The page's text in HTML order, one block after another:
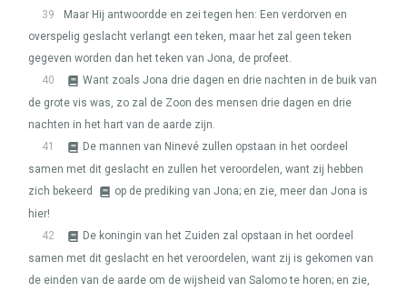
39
Maar Hij antwoordde en zei tegen hen: Een verdorven en
overspelig geslacht verlangt een teken, maar het zal geen teken
gegeven worden dan het teken van Jona, de profeet.
40
Want zoals Jona drie dagen en drie nachten in de buik van
de grote vis was, zo zal de Zoon des mensen drie dagen en drie
nachten in het hart van de aarde zijn.
41
De mannen van Ninevé zullen opstaan in het oordeel
samen met dit geslacht en zullen het veroordelen, want zij hebben
zich bekeerd
op de prediking van Jona; en zie, meer dan Jona is
hier!
42
De koningin van het Zuiden zal opstaan in het oordeel
samen met dit geslacht en het veroordelen, want zij is gekomen van
de einden van de aarde om de wijsheid van Salomo te horen; en zie,